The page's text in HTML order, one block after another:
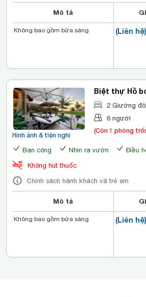
Mô tả
(Liên hệ)
Không bao gồm bữa sáng
Hình ảnh & tiện nghi
Biệt thự Hồ
Phòng ngủ
2 Giường
6 người
(Còn 1 phòng
Ban công Nhìn ra vườn
Điều
Không hút thuốc
Chính sách hành khách và trẻ em
Mô tả
(Liên hệ)
Không bao gồm bữa sáng